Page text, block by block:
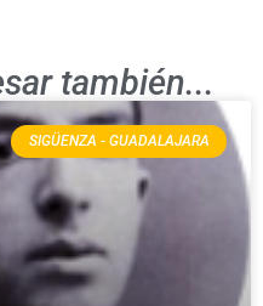
también...
SIGÜENZA - GUADALAJARA